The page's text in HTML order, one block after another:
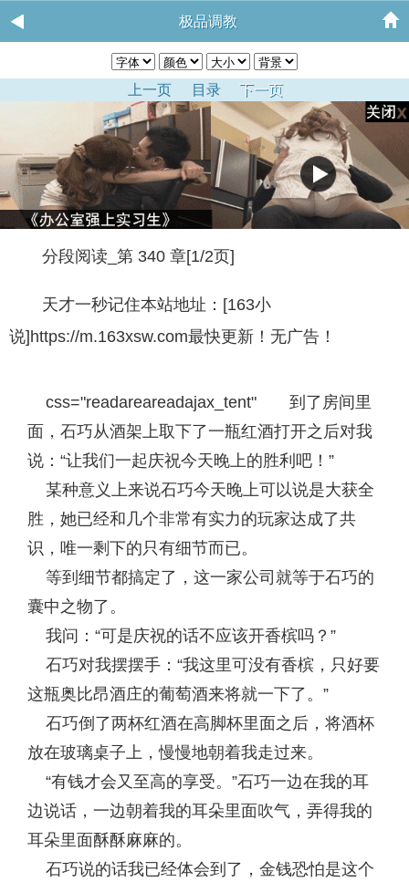
极品调教
上一页 目录 下一页
分段阅读_第 340 章[1/2页]
天才一秒记住本站地址：[163小
说]https://m.163xsw.com最快更新！无广告！
css="readareareadajax_tent" 到了房间里
面，石巧从酒架上取下了一瓶红酒打开之后对我
说：“让我们一起庆祝今天晚上的胜利吧！”
某种意义上来说石巧今天晚上可以说是大获全
胜，她已经和几个非常有实力的玩家达成了共
识，唯一剩下的只有细节而已。
等到细节都搞定了，这一家公司就等于石巧的
囊中之物了。
我问：“可是庆祝的话不应该开香槟吗？”
石巧对我摆摆手：“我这里可没有香槟，只好要
这瓶奥比昂酒庄的葡萄酒来将就一下了。”
石巧倒了两杯红酒在高脚杯里面之后，将酒杯
放在玻璃桌子上，慢慢地朝着我走过来。
“有钱才会又至高的享受。”石巧一边在我的耳
边说话，一边朝着我的耳朵里面吹气，弄得我的
耳朵里面酥酥麻麻的。
石巧说的话我已经体会到了，金钱恐怕是这个